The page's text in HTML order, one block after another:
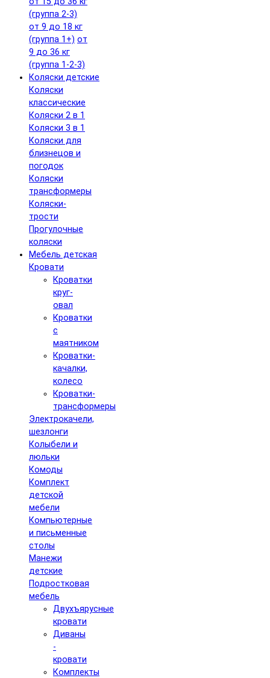
(группа 2-3)
от 9 до 18 кг
(группа 1+) от
9 до 36 кг
(группа 1-2-3)
Коляски детские
Коляски
классические
Коляски 2 в 1
Коляски 3 в 1
Коляски для
близнецов и
погодок
Коляски
трансформеры
Коляски-
трости
Прогулочные
коляски
Мебель детская
Кровати
Кроватки
круг-
овал
Кроватки
с
маятником
Кроватки-
качалки,
колесо
Кроватки-
трансформеры
Электрокачели,
шезлонги
Колыбели и
люльки
Комоды
Комплект
детской
мебели
Компьютерные
и письменные
столы
Манежи
детские
Подростковая
мебель
Двухъярусные
кровати
Диваны
-
кровати
Комплекты